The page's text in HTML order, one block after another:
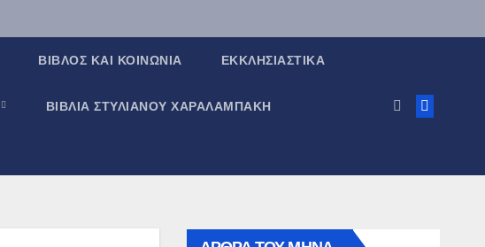
ΒΙΒΛΟΣ ΚΑΙ ΚΟΙΝΩΝΙΑ ΕΚΚΛΗΣΙΑΣΤΙΚΑ
ΒΙΒΛΙΑ ΣΤΥΛΙΑΝΟΥ ΧΑΡΑΛΑΜΠΑΚΗ